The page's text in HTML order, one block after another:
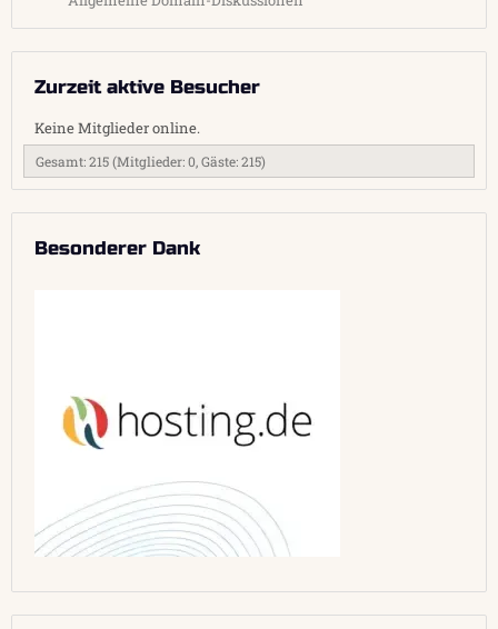
Zurzeit aktive Besucher
Keine Mitglieder online.
Gesamt: 215 (Mitglieder: 0, Gäste: 215)
Besonderer Dank